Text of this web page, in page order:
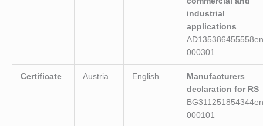
industrial
applications
000301
Certificate Austria English
Manufacturers
declaration for RS
000101